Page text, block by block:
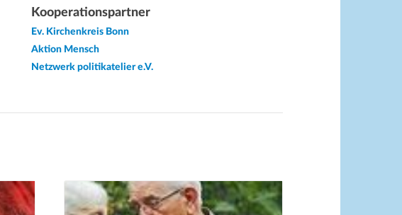
Kooperationspartner
Ev. Kirchenkreis Bonn
Aktion Mensch
Netzwerk politikatelier e.V.